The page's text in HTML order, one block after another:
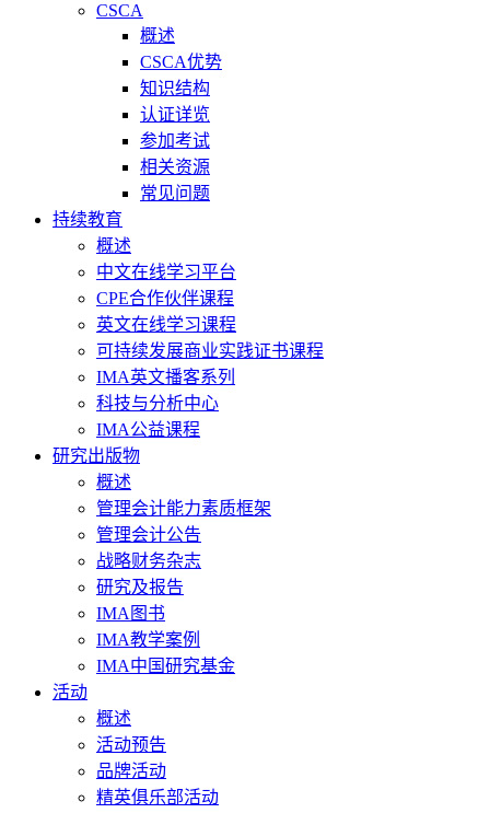
CSCA
概述
CSCA优势
知识结构
认证详览
参加考试
相关资源
常见问题
持续教育
概述
中文在线学习平台
CPE合作伙伴课程
英文在线学习课程
可持续发展商业实践证书课程
IMA英文播客系列
科技与分析中心
IMA公益课程
研究出版物
概述
管理会计能力素质框架
管理会计公告
战略财务杂志
研究及报告
IMA图书
IMA教学案例
IMA中国研究基金
活动
概述
活动预告
品牌活动
精英俱乐部活动